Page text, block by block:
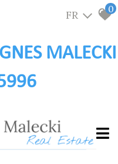
FR 0
MALECKI